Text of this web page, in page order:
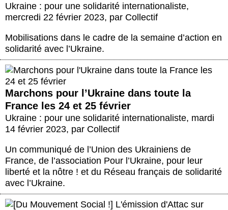
Ukraine : pour une solidarité internationaliste,
mercredi 22 février 2023, par Collectif
Mobilisations dans le cadre de la semaine d’action en
solidarité avec l’Ukraine.
Marchons pour l’Ukraine dans toute la
France les 24 et 25 février
Ukraine : pour une solidarité internationaliste, mardi
14 février 2023, par Collectif
Un communiqué de l’Union des Ukrainiens de
France, de l’association Pour l’Ukraine, pour leur
liberté et la nôtre ! et du Réseau français de solidarité
avec l’Ukraine.